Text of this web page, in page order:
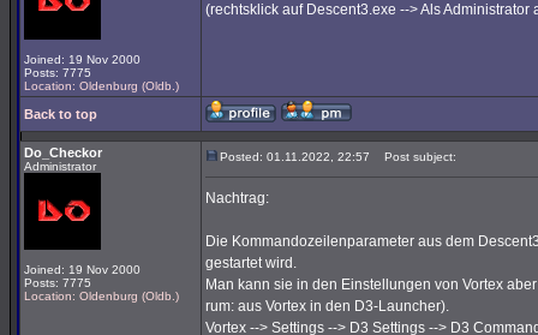
Joined: 19 Nov 2000
Posts: 7775
Location: Oldenburg (Oldb.)
(rechtsklick auf Descent3.exe --> Als Administrator
Back to top
Do_Checkor
Administrator
Joined: 19 Nov 2000
Posts: 7775
Location: Oldenburg (Oldb.)
Posted: 01.11.2022, 22:57 Post subject:
Nachtrag:
Die Kommandozeilenparameter aus dem
gestartet wird.
Man kann sie in den Einstellungen von Vortex
rum: aus Vortex in den D3-Launcher).
Vortex --> Settings --> D3 Settings --> D3